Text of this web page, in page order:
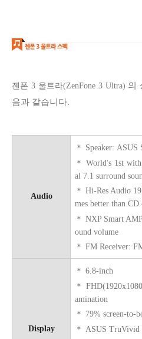
젠폰 3 울트라(ZenFone 3 Ultra) 의
음과 같습니다.
Audio
＊ Speaker: ASUS
＊World's 1st
al 7.1 surround
＊ Hi-Res Audio
mes better than
＊NXP Smart
ound volume
＊ FM Receiver:
Display
＊ 6.8-inch
＊
amination
＊ 79% screen-to-
＊ ASUS TruVivid